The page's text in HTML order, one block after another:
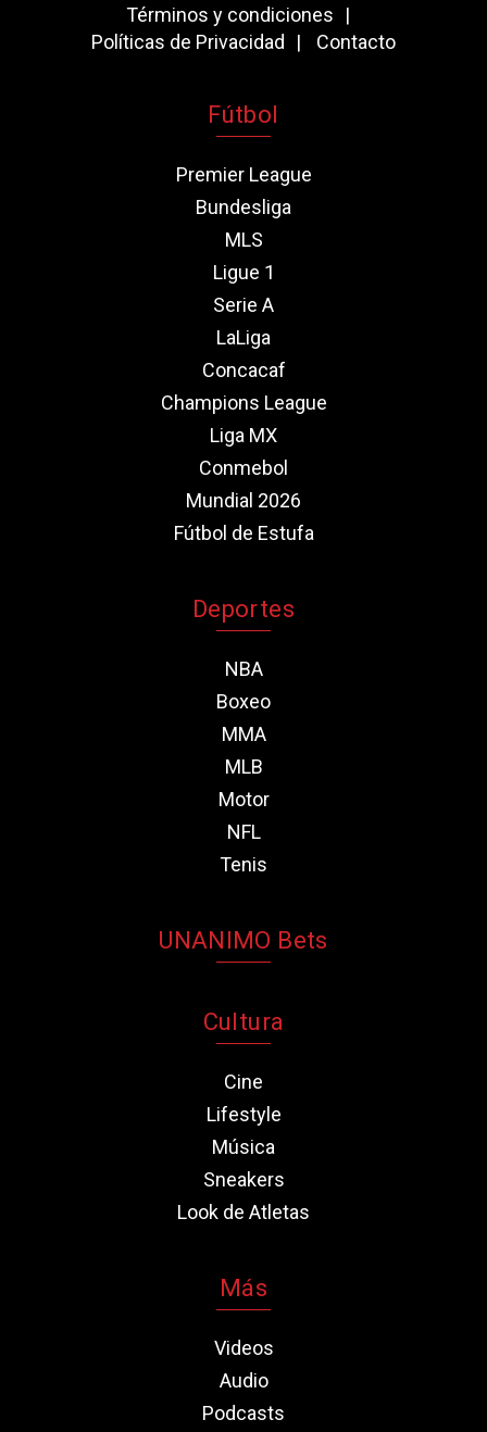
Términos y condiciones
Políticas de Privacidad
Contacto
Fútbol
Premier League
Bundesliga
MLS
Ligue 1
Serie A
LaLiga
Concacaf
Champions League
Liga MX
Conmebol
Mundial 2026
Fútbol de Estufa
Deportes
NBA
Boxeo
MMA
MLB
Motor
NFL
Tenis
UNANIMO Bets
Cultura
Cine
Lifestyle
Música
Sneakers
Look de Atletas
Más
Videos
Audio
Podcasts